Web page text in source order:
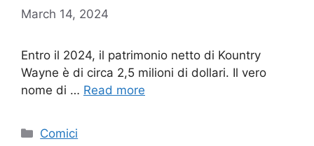
March 14, 2024
Entro il 2024, il patrimonio netto di Kountry
Wayne è di circa 2,5 milioni di dollari. Il vero
nome di … Read more
Categories
Comici